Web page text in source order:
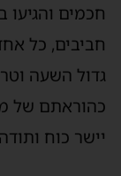
חכמים
חביבים, כל
גדול השעה
כהוראתם של
יישר כוח